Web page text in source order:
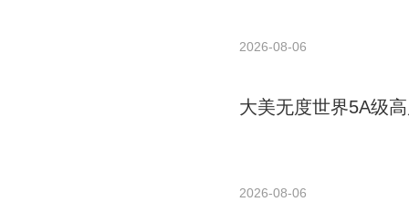
2026-08-06
大美无度世界5A级
2026-08-06